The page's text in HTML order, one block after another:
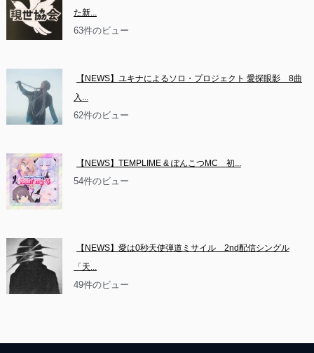
た新...
63件のビュー
【NEWS】ユキナによるソロ・プロジェクト 愛探眼影　8曲
入...
62件のビュー
【NEWS】TEMPLIME & ぽんこつMC　初...
54件のビュー
【NEWS】愛は0秒天使弾道ミサイル　2nd配信シングル
「天...
49件のビュー